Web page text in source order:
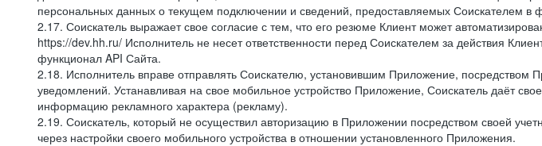
персональных данных о текущем подключении и сведений, предоставляемых Соискателем
2.17. Соискатель выражает свое согласие с тем, что его резюме Клиент может
https://dev.hh.ru/ Исполнитель не несет ответственности перед Соискателем за действия
функционал API Сайта.
2.18. Исполнитель вправе отправлять Соискателю, установившим Приложение,
уведомлений. Устанавливая на свое мобильное устройство Приложение, Соискатель даёт
информацию рекламного характера (рекламу).
2.19. Соискатель, который не осуществил авторизацию в Приложении посредством своей
через настройки своего мобильного устройства в отношении установленного Приложения.